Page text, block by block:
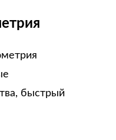
быстрый